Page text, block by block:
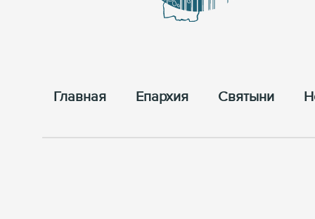
Главная Епархия Cвятыни